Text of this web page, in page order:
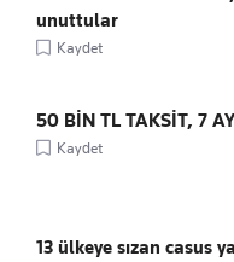
unuttular
Kaydet
50 BİN TL TAKSİT, 7
Kaydet
13 ülkeye sızan casus